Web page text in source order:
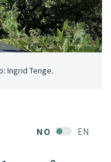
NO EN
Ingrid Tenge.